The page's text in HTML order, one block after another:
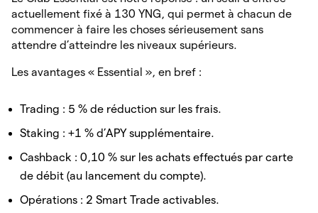
actuellement fixé à 130 YNG, qui permet à chacun de
commencer à faire les choses sérieusement sans
attendre d’atteindre les niveaux supérieurs.
Les avantages « Essential », en bref :
Trading : 5 % de réduction sur les frais.
Staking : +1 % d’APY supplémentaire.
Cashback : 0,10 % sur les achats effectués par carte
de débit (au lancement du compte).
Opérations : 2 Smart Trade activables.